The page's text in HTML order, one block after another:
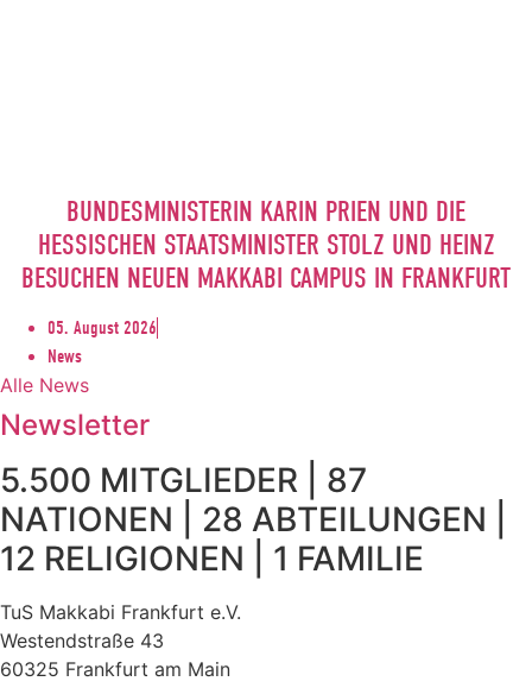
BUNDESMINISTERIN KARIN PRIEN UND DIE
HESSISCHEN STAATSMINISTER STOLZ UND HEINZ
BESUCHEN NEUEN MAKKABI CAMPUS IN FRANKFURT
05. August 2026
News
Alle News
Newsletter
5.500 MITGLIEDER | 87
NATIONEN | 28 ABTEILUNGEN |
12 RELIGIONEN | 1 FAMILIE
TuS Makkabi Frankfurt e.V.
Westendstraße 43
60325 Frankfurt am Main